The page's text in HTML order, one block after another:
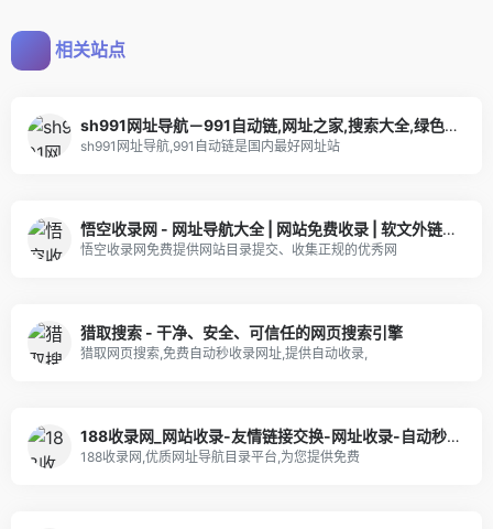
相关站点
sh991网址导航－991自动链,网址之家,搜索大全,绿色,快速,安全的专业导航站
sh991网址导航,991自动链是国内最好网址站
悟空收录网 - 网址导航大全 | 网站免费收录 | 软文外链发布平台
悟空收录网免费提供网站目录提交、收集正规的优秀网
猎取搜索 - 干净、安全、可信任的网页搜索引擎
猎取网页搜索,免费自动秒收录网址,提供自动收录,
188收录网_网站收录-友情链接交换-网址收录-自动秒收录
188收录网,优质网址导航目录平台,为您提供免费